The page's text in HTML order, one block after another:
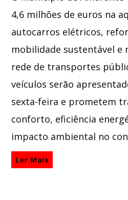
4,6 milhões de euros na
autocarros elétricos,
mobilidade sustentável e
rede de transportes
veículos serão
sexta-feira e prometem
conforto, eficiência
impacto ambiental no
Ler Mais